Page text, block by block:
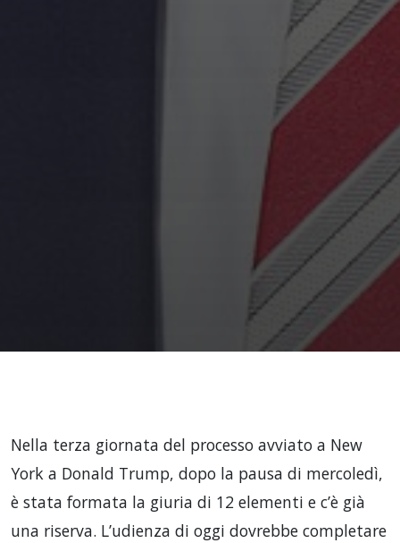
Nella terza giornata del processo avviato a New
York a Donald Trump, dopo la pausa di mercoledì,
è stata formata la giuria di 12 elementi e c’è già
una riserva. L’udienza di oggi dovrebbe completare